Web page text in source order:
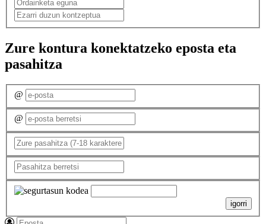
Zure kontura konektatzeko eposta eta
pasahitza
@
@
igorri